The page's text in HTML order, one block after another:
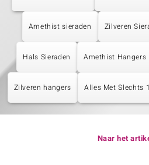
Amethist sieraden Zilveren
Hals Sieraden Amethist Hangers
Zilveren hangers Alles Met Slechts
Naar het